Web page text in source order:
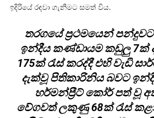
ඉදිරියේ රඳවා ගැනීමට සමත් විය.
තරගයේ ප්‍රථමයෙන්
ඉන්දීය කණ්ඩායම කඩුලු 7ක්
175ක් රැස් කරද්දී එහි වැඩි
දැක්වූ පිතිකාරිනිය බවට
හර්මන්ප්‍රීට් කෝර් පත් වූ
වේගවත් ලකුණු 68ක් රැස්